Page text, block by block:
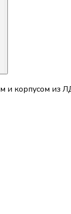
и корпусом из